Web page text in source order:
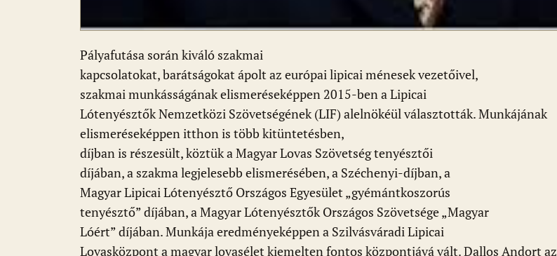
Pályafutása során kiváló szakmai
kapcsolatokat, barátságokat ápolt az európai lipicai ménesek vezetőivel,
szakmai munkásságának elismeréseképpen 2015-ben a Lipicai
Lótenyésztők Nemzetközi Szövetségének (LIF) alelnökéül választották. Munkájának
elismeréseképpen itthon is több kitüntetésben,
díjban is részesült, köztük a Magyar Lovas Szövetség tenyésztői
díjában, a szakma legjelesebb elismerésében, a Széchenyi-díjban, a
Magyar Lipicai Lótenyésztő Országos Egyesület „gyémántkoszorús
tenyésztő” díjában, a Magyar Lótenyésztők Országos Szövetsége „Magyar
Lóért” díjában. Munkája eredményeképpen a Szilvásváradi Lipicai
Lovasközpont a magyar lovasélet kiemelten fontos központjává vált. Dallos Andort az